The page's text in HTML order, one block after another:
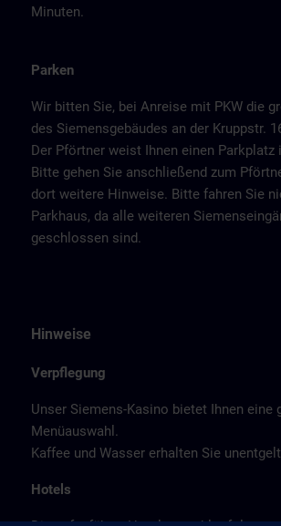
Minuten.
Parken
Wir bitten Sie, bei Anreise mit PKW die
des Siemensgebäudes an der Kruppstr.
Der Pförtner weist Ihnen einen Parkplatz
Bitte gehen Sie anschließend zum
dort weitere Hinweise. Bitte fahren Sie
Parkhaus, da alle weiteren
geschlossen sind.
Hinweise
Verpflegung
Unser Siemens-Kasino bietet Ihnen eine
Menüauswahl.
Kaffee und Wasser erhalten Sie
Hotels